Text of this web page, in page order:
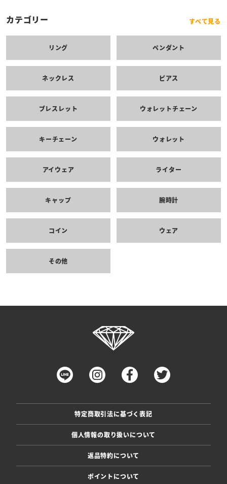
カテゴリー すべて見る
リング ペンダント
ネックレス ピアス
ブレスレット ウォレットチェーン
キーチェーン ウォレット
アイウェア ライター
キャップ 腕時計
コイン ウェア
その他
特定商取引法に基づく表記
個人情報の取り扱いについて
返品特約について
ポイントについて